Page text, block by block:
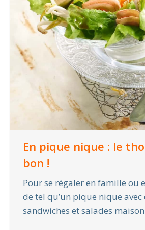
En pique nique : le
bon !
Pour se régaler en famille ou
de tel qu’un pique nique avec
sandwiches et salades